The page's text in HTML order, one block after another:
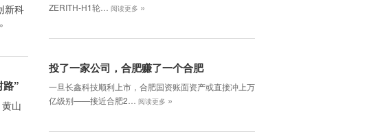
新科
»
”
山
ZERITH-H1轮…
阅读更多 »
投了一家公司，合肥赚了一个合肥
一旦长鑫科技顺利上市，合肥国资账面资产或直接冲上万
亿级别——接近合肥2…
阅读更多 »